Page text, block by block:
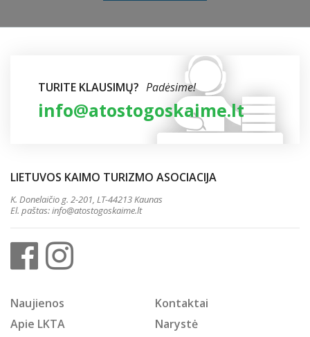
TURITE KLAUSIMŲ? Padėsime!
info@atostogoskaime.lt
LIETUVOS KAIMO TURIZMO ASOCIACIJA
K. Donelaičio g. 2-201, LT-44213 Kaunas
El. paštas:info@atostogoskaime.lt
Naujienos
Kontaktai
Apie LKTA
Narystė